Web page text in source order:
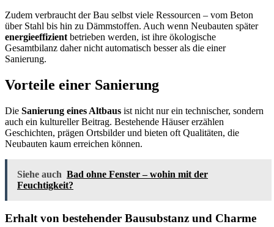
Zudem verbraucht der Bau selbst viele Ressourcen – vom Beton
über Stahl bis hin zu Dämmstoffen. Auch wenn Neubauten später
energieeffizient betrieben werden, ist ihre ökologische
Gesamtbilanz daher nicht automatisch besser als die einer
Sanierung.
Vorteile einer Sanierung
Die Sanierung eines Altbaus ist nicht nur ein technischer, sondern
auch ein kultureller Beitrag. Bestehende Häuser erzählen
Geschichten, prägen Ortsbilder und bieten oft Qualitäten, die
Neubauten kaum erreichen können.
Siehe auch Bad ohne Fenster – wohin mit der
Feuchtigkeit?
Erhalt von bestehender Bausubstanz und Charme